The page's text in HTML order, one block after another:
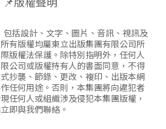
括設計、文字、圖片、音訊、視訊及
有版權均屬東立出版集團有限公司所
版權法保護。除特別指明外，任何人
公司或版權持有人的書面同意，不得
抄襲、節錄、更改、複印、出版本網
任何用途。否則，本集團將向違犯者
任何人或組織涉及侵犯本集團版權，
即與我們聯絡。